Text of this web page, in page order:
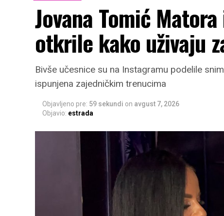
Jovana Tomić
otkrile kako uživaju
Bivše učesnice su na Instagramu podelile
ispunjena zajedničkim trenucima
Objavljeno pre: 59 sekundi on avgust 7, 2026
Objavio: estrada